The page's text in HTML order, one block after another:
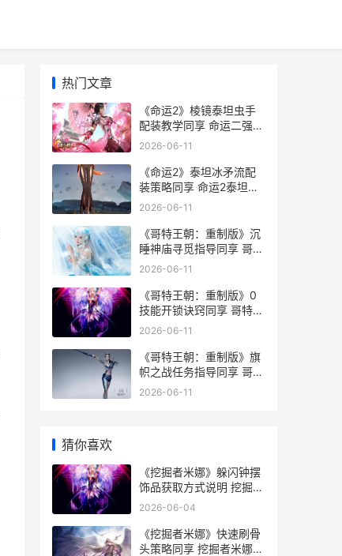
热门文章
《命运2》棱镜泰坦虫手
配装教学同享 命运二强化
棱镜
2026-06-11
《命运2》泰坦冰矛流配
装策略同享 命运2泰坦新
手攻略
2026-06-11
《哥特王朝：重制版》沉
睡神庙寻觅指导同享 哥特
王朝重制版穆德
2026-06-11
《哥特王朝：重制版》0
技能开锁诀窍同享 哥特王
朝重制版攻略
2026-06-11
《哥特王朝：重制版》旗
帜之战任务指导同享 哥特
王朝重制版加入哪个阵营
2026-06-11
猜你喜欢
《挖掘者米娜》躲闪钟摆
饰品获取方式说明 挖掘者
米娜nsp
2026-06-04
《挖掘者米娜》快速刷骨
头策略同享 挖掘者米娜攻